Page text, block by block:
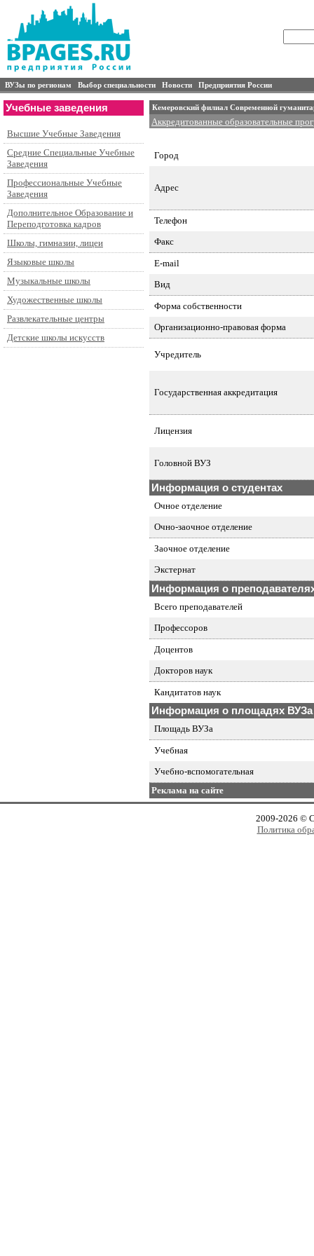
ВУЗы по регионам Выбор специальности Новости Предприятия России
Учебные заведения
Высшие Учебные Заведения
Средние Специальные Учебные
Заведения
Профессиональные Учебные
Заведения
Дополнительное Образование и
Переподготовка кадров
Школы, гимназии, лицеи
Языковые школы
Музыкальные школы
Художественные школы
Развлекательные центры
Детские школы искусств
Кемеровский филиал Современной
Аккредитованные образовательные
Город
Адрес
Телефон
Факс
E-mail
Вид
Форма собственности
Организационно-правовая форма
Учредитель
Государственная аккредитация
Лицензия
Головной ВУЗ
Информация о студентах
Очное отделение
Очно-заочное отделение
Заочное отделение
Экстернат
Информация о
Всего преподавателей
Профессоров
Доцентов
Докторов наук
Кандитатов наук
Информация о площадях ВУЗа
Площадь ВУЗа
Учебная
Учебно-вспомогательная
Реклама на сайте
2009-2026 ©
Политика